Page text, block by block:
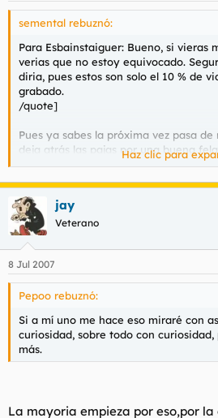
semental rebuznó:
Para Esbainstaiguer: Bueno, si vieras
verias que no estoy equivocado.
diria, pues estos son solo el 10 % de
grabado.
/quote]
Pues ya sabes la próxima vez pasa
deja atrás las pajas por una buena
Haz clic para
jay
Veterano
8 Jul 2007
Pepoo rebuznó:
Si a mí uno me hace eso miraré con
curiosidad, sobre todo con curiosidad,
más.
La mayoria empieza por eso,por